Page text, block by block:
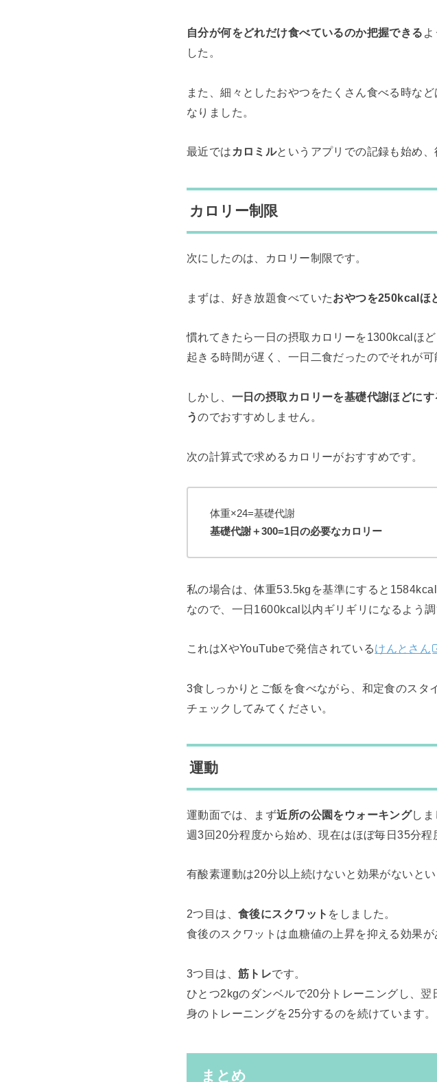
自分が何をどれだけ食べているのか把握できる
した。
また、細々としたおやつをたくさん食べる時な
なりました。
最近では カロミルというアプリでの記録も始め
カロリー制限
次にしたのは、カロリー制限です。
まずは、好き放題食べていたおやつを250kcalほ
慣れてきたら一日の摂取カロリーを1300kcalほど
起きる時間が遅く、一日二食だったのでそれが可
しかし、 一日の摂取カロリーを基礎代謝ほどに
うのでおすすめしません。
次の計算式で求めるカロリーがおすすめです。
体重×24=基礎代謝
基礎代謝＋300=1日の必要なカロリー
私の場合は、体重53.5kgを基準にすると1584kcal
なので、一日1600kcal以内ギリギリになるよう調
これはXやYouTubeで発信されているけんとさん
3食しっかりとご飯を食べながら、和定食のスタ
チェックしてみてください。
運動
運動面では、まず近所の公園をウォーキングしま
週3回20分程度から始め、現在はほぼ毎日35分程
有酸素運動は20分以上続けないと効果がないと
2つ目は、食後にスクワット をしました。
食後のスクワットは血糖値の上昇を抑える効果が
3つ目は、筋トレです。
ひとつ2kgのダンベルで20分トレーニングし、
身のトレーニングを25分するのを続けています。
まとめ